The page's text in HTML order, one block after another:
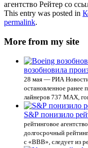
агентство Рейтер со
This entry was posted in
permalink.
More from my site
возобновила
28 мая — РИА
остановленное ранее
лайнеров 737 MAX,
S&P понизило
рейтинговое
долгосрочный
с «BBB», следует из